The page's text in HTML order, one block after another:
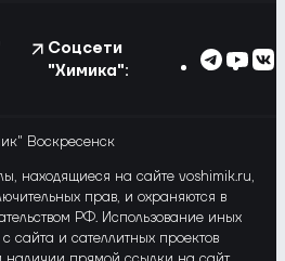
Соцсети
"Химика":
Воскресенск
находящиеся на сайте voshimik.ru,
прав, и охраняются в
РФ. Использование иных
сайта и сателлитных проектов